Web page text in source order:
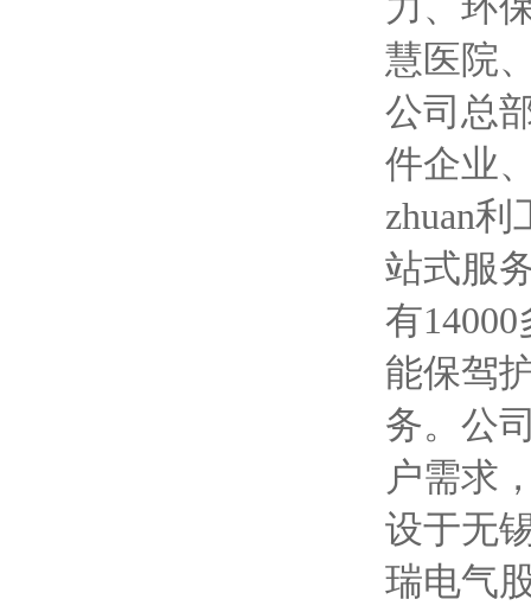
慧医院
公司总
件企业
zhuan
站式服
有
能保驾
务。公
户需求
设于无
瑞电气